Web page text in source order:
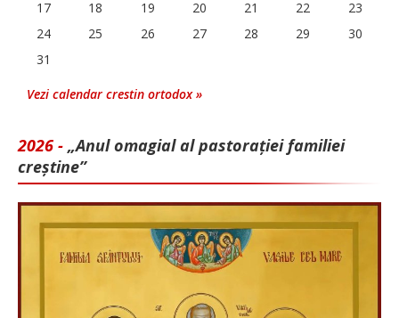
17
18 19 20 21 22
23
24
25 26 27 28 29
30
31
Vezi calendar crestin ortodox »
2026 - „Anul omagial al pastorației familiei
creștine”